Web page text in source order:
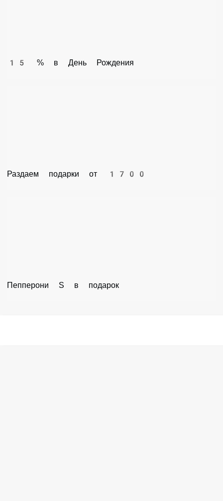
15 % в День Рождения
Раздаем подарки от 1700
Пепперони S в подарок